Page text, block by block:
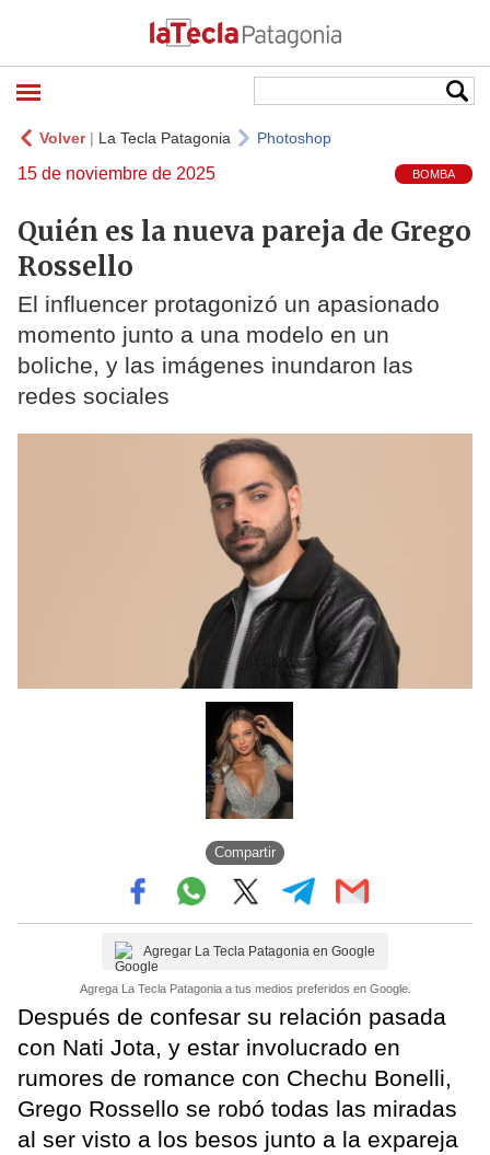
Volver| La Tecla Patagonia Photoshop
15 de noviembre de 2025 BOMBA
Quién es la nueva pareja de Grego
Rossello
El influencer protagonizó un apasionado
momento junto a una modelo en un
boliche, y las imágenes inundaron las
redes sociales
Compartir
Agregar La Tecla Patagonia en Google
Agrega La Tecla Patagonia a tus medios preferidos en Google.
Después de confesar su relación pasada
con Nati Jota, y estar involucrado en
rumores de romance con Chechu Bonelli,
Grego Rossello se robó todas las miradas
al ser visto a los besos junto a la expareja